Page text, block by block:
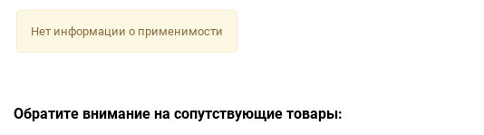
Нет информации о применимости
Обратите внимание на сопутствующие товары: